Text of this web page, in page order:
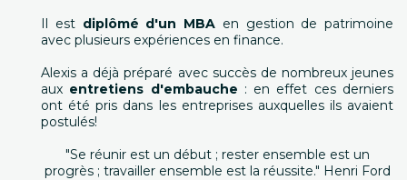
Il est diplômé d'un MBA en gestion de patrimoine
avec plusieurs expériences en finance.
Alexis a déjà préparé avec succès de nombreux jeunes
aux entretiens d'embauche : en effet ces derniers
ont été pris dans les entreprises auxquelles ils avaient
postulés!
"Se réunir est un début ; rester ensemble est un
progrès ; travailler ensemble est la réussite." Henri Ford